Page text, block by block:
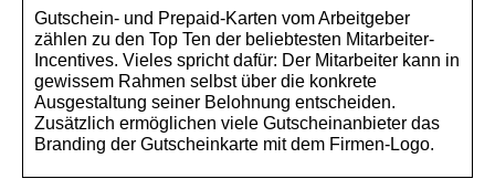
Gutschein- und Prepaid-Karten vom Arbeitgeber
zählen zu den Top Ten der beliebtesten Mitarbeiter-
Incentives. Vieles spricht dafür: Der Mitarbeiter kann in
gewissem Rahmen selbst über die konkrete
Ausgestaltung seiner Belohnung entscheiden.
Zusätzlich ermöglichen viele Gutscheinanbieter das
Branding der Gutscheinkarte mit dem Firmen-Logo.